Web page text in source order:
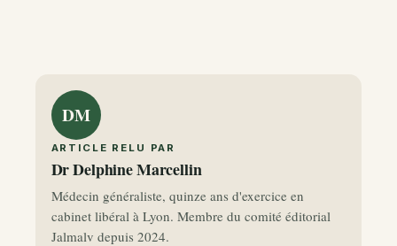
DM
ARTICLE RELU PAR
Dr Delphine Marcellin
Médecin généraliste, quinze ans d'exercice en
cabinet libéral à Lyon. Membre du comité éditorial
Jalmalv depuis 2024.